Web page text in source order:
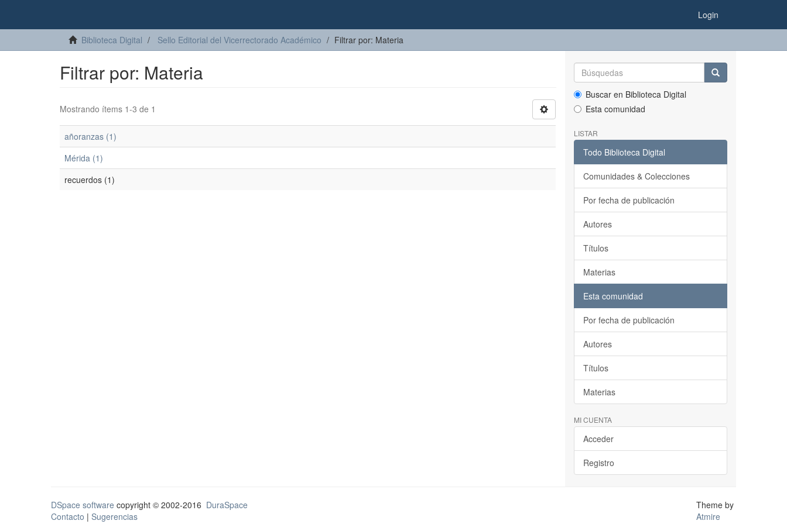
Login
Biblioteca Digital Sello Editorial del Vicerrectorado Académico Filtrar por: Materia
Filtrar por: Materia
Mostrando ítems 1-3 de 1
añoranzas (1)
Mérida (1)
recuerdos (1)
Buscar en Biblioteca Digital
Esta comunidad
LISTAR
Todo Biblioteca Digital
Comunidades & Colecciones
Por fecha de publicación
Autores
Títulos
Materias
Esta comunidad
Por fecha de publicación
Autores
Títulos
Materias
MI CUENTA
Acceder
Registro
DSpace software copyright © 2002-2016 DuraSpace
Contacto | Sugerencias
Theme by
Atmire